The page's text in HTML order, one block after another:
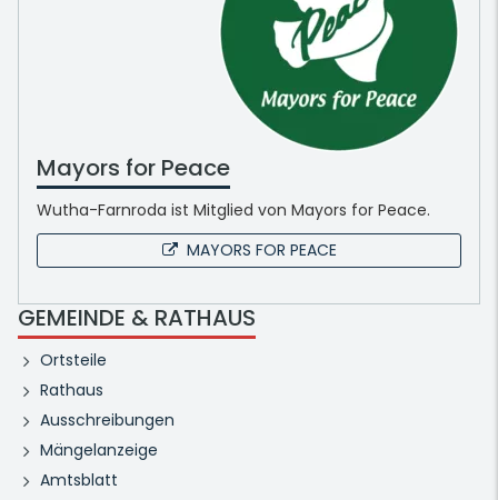
Mayors for Peace
Wutha-Farnroda ist Mitglied von Mayors for Peace.
MAYORS FOR PEACE
GEMEINDE & RATHAUS
Ortsteile
Rathaus
Ausschreibungen
Mängelanzeige
Amtsblatt